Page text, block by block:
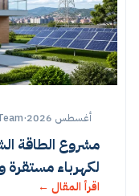
أغسطس 2026 ·
مشروع الطاقة
لكهرباء مستقرة
اقرأ المقال ←